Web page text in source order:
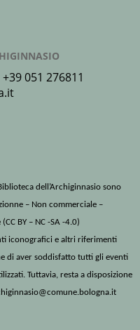
051 276811
dell’Archiginnasio sono
– Non commerciale –
(CC BY – NC -SA -4.0)
iconografici e altri riferimenti
di aver soddisfatto tutti gli eventi
Tuttavia, resta a disposizione